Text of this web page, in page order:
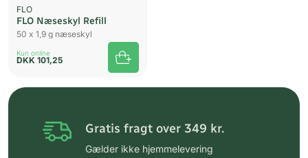
FLO
FLO Næseskyl Refill
50 x 1,9 g næseskyl
Kun online
DKK 101,25
Gratis fragt over 349 kr.
Gælder ikke hjemmelevering